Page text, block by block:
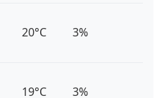
20°C 3%
19°C 3%